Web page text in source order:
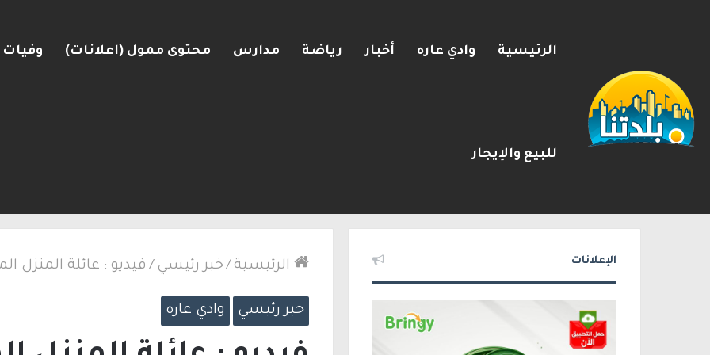
الرئيسية وادي عاره أخبار رياضة مدارس محتوى ممول (اعلانات) وفيات
للبيع والإيجار
الرئيسية /خبر رئيسي / فيديو : عائلة المنزل
خبر رئيسي وادي عاره
الإعلانات